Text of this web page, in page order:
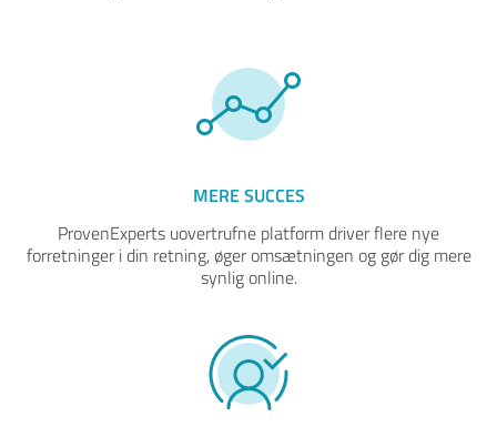
MERE SUCCES
ProvenExperts uovertrufne platform driver flere nye
forretninger i din retning, øger omsætningen og gør dig mere
synlig online.